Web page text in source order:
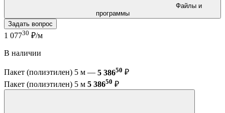
программы
Задать вопрос
1 07730 ₽/м
В наличии
Пакет (полиэтилен) 5 м — 5 38650 ₽
Пакет (полиэтилен) 5 м 5 38650 ₽